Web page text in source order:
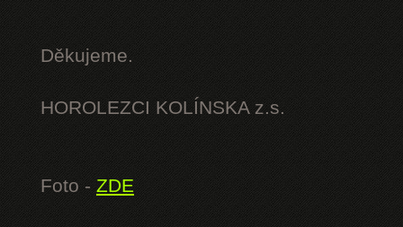
Děkujeme.
HOROLEZCI KOLÍNSKA z.s.
Foto - ZDE